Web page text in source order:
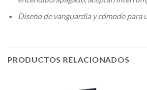
Diseño de vanguardia y cómodo para
PRODUCTOS RELACIONADOS